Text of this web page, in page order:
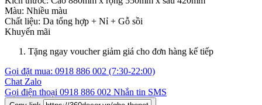
Màu: Nhiều màu
Chất liệu: Da tổng hợp + Nỉ + Gỗ sồi
Khuyến mãi
Tặng ngay voucher giảm giá cho đơn hàng kế tiếp
Gọi đặt mua: 0918 886 002 (7:30-22:00)
Chat Zalo
Gọi điện thoại 0918 886 002 Nhắn tin SMS